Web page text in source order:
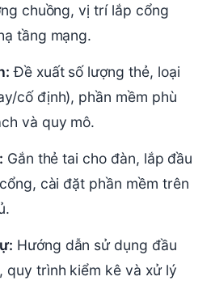
chuồng, vị trí lắp cổng
tầng mạng.
Đề xuất số lượng thẻ, loại
cố định), phần mềm phù
và quy mô.
Gắn thẻ tai cho đàn, lắp đầu
cài đặt phần mềm trên
Hướng dẫn sử dụng đầu
quy trình kiểm kê và xử lý